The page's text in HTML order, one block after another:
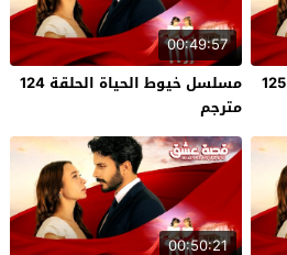
مسلسل خيوط الحياة الحلقة 125
00:49:57
مسلسل خيوط الحياة الحلقة 124
مترجم
00:50:21